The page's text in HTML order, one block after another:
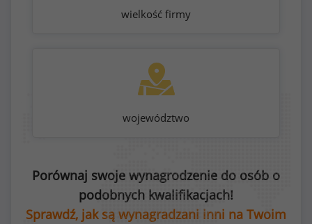
wielkość firmy
województwo
Porównaj swoje wynagrodzenie do osób o
podobnych kwalifikacjach!
Sprawdź, jak są wynagradzani inni na Twoim